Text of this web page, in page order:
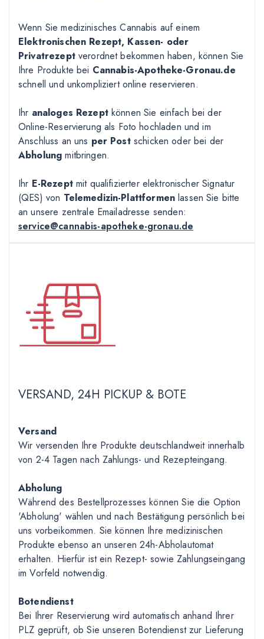
Wenn Sie medizinisches Cannabis auf einem
Elektronischen Rezept, Kassen- oder
Privatrezeptverordnet bekommen haben, können Sie
Ihre Produkte bei Cannabis-Apotheke-Gronau.de
schnell und unkompliziert online reservieren.
Ihr analoges Rezeptkönnen Sie einfach bei der
Online-Reservierung als Foto hochladen und im
Anschluss an uns per Postschicken oder bei der
Abholung mitbringen.
Ihr E-Rezeptmit qualifizierter elektronischer Signatur
(QES) von Telemedizin-Plattformenlassen Sie bitte
an unsere zentrale Emailadresse senden:
service@cannabis-apotheke-gronau.de
VERSAND, 24H PICKUP & BOTE
Versand
Wir versenden Ihre Produkte deutschlandweit innerhalb
von 2-4 Tagen nach Zahlungs- und Rezepteingang.
Abholung
Während des Bestellprozesses können Sie die Option
'Abholung' wählen und nach Bestätigung persönlich bei
uns vorbeikommen. Sie können Ihre medizinischen
Produkte ebenso an unseren 24h-Abholautomat
erhalten. Hierfür ist ein Rezept- sowie Zahlungseingang
im Vorfeld notwendig.
Botendienst
Bei Ihrer Reservierung wird automatisch anhand Ihrer
PLZ geprüft, ob Sie unseren Botendienst zur Lieferung